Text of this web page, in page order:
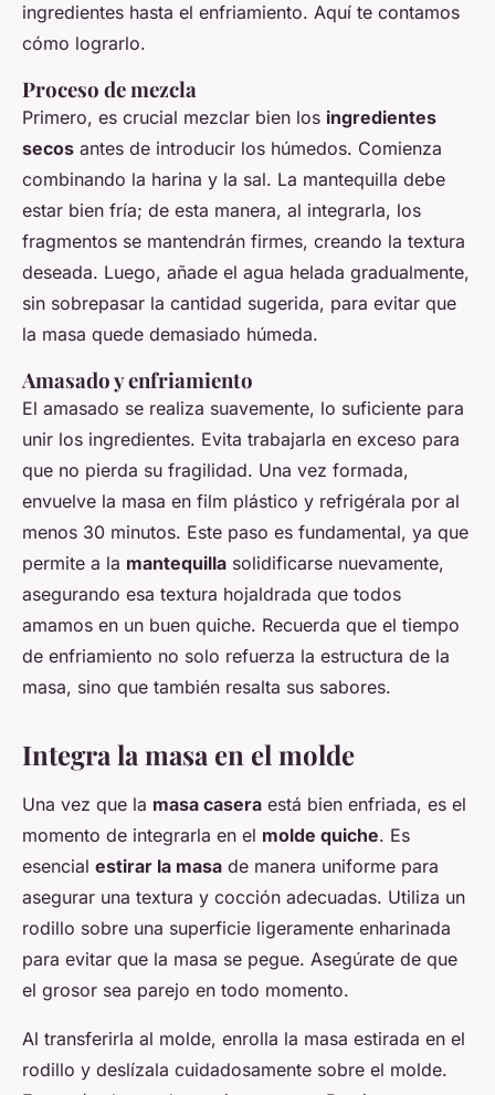
ingredientes hasta el enfriamiento. Aquí te contamos
cómo lograrlo.
Proceso de mezcla
Primero, es crucial mezclar bien los ingredientes
secos antes de introducir los húmedos. Comienza
combinando la harina y la sal. La mantequilla debe
estar bien fría; de esta manera, al integrarla, los
fragmentos se mantendrán firmes, creando la textura
deseada. Luego, añade el agua helada gradualmente,
sin sobrepasar la cantidad sugerida, para evitar que
la masa quede demasiado húmeda.
Amasado y enfriamiento
El amasado se realiza suavemente, lo suficiente para
unir los ingredientes. Evita trabajarla en exceso para
que no pierda su fragilidad. Una vez formada,
envuelve la masa en film plástico y refrigérala por al
menos 30 minutos. Este paso es fundamental, ya que
permite a la mantequilla solidificarse nuevamente,
asegurando esa textura hojaldrada que todos
amamos en un buen quiche. Recuerda que el tiempo
de enfriamiento no solo refuerza la estructura de la
masa, sino que también resalta sus sabores.
Integra la masa en el molde
Una vez que la masa casera está bien enfriada, es el
momento de integrarla en el molde quiche. Es
esencial estirar la masa de manera uniforme para
asegurar una textura y cocción adecuadas. Utiliza un
rodillo sobre una superficie ligeramente enharinada
para evitar que la masa se pegue. Asegúrate de que
el grosor sea parejo en todo momento.
Al transferirla al molde, enrolla la masa estirada en el
rodillo y deslízala cuidadosamente sobre el molde.